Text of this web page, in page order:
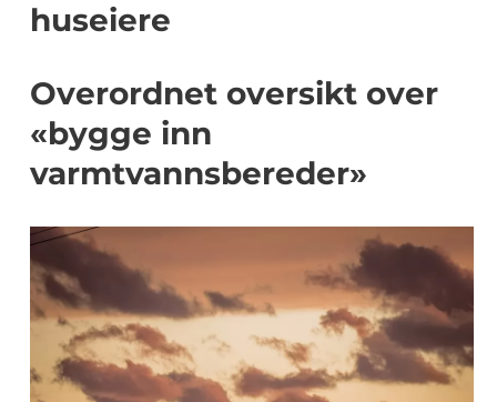
huseiere
Overordnet oversikt over
«bygge inn
varmtvannsbereder»